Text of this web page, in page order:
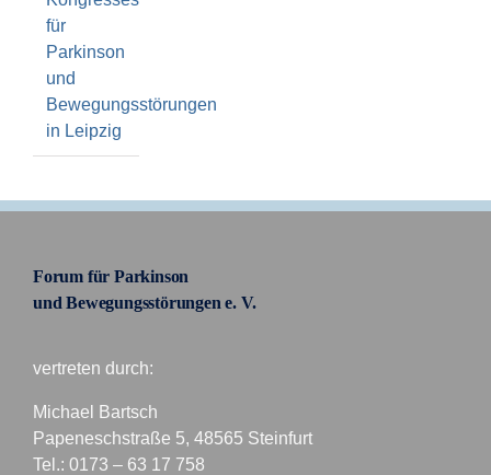
für
Parkinson
und
Bewegungsstörungen
in Leipzig
Forum für Parkinson
und Bewegungsstörungen e. V.
vertreten durch:
Michael Bartsch
Papeneschstraße 5, 48565 Steinfurt
Tel.: 0173 – 63 17 758